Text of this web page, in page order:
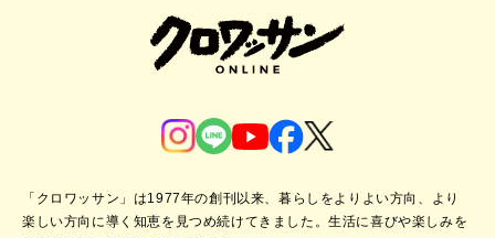
「クロワッサン」は1977年の創刊以来、暮らしをよりよい方向、より
楽しい方向に導く知恵を見つめ続けてきました。生活に喜びや楽しみを